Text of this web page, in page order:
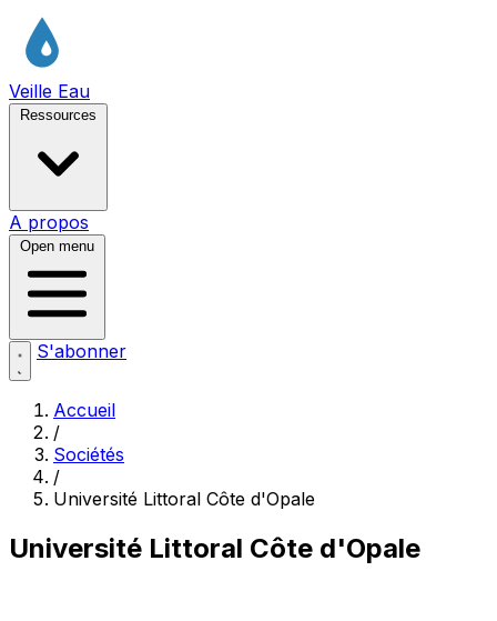
Veille Eau
Ressources
A propos
Open menu
S'abonner
Accueil
/
Sociétés
/
Université Littoral Côte d'Opale
Université Littoral Côte d'Opale